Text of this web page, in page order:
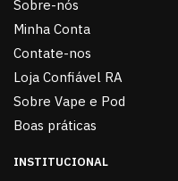
Sobre-nós
Minha Conta
Contate-nos
Loja Confiável RA
Sobre Vape e Pod
Boas práticas
INSTITUCIONAL